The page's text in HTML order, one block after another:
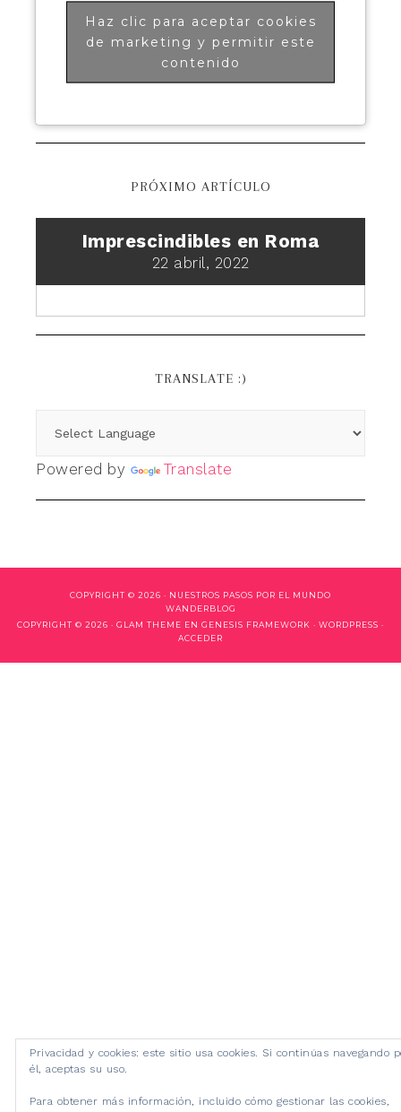
Haz clic para aceptar cookies
de marketing y permitir este
contenido
PRÓXIMO ARTÍCULO
Imprescindibles en Roma
22 abril, 2022
TRANSLATE :)
Powered by Translate
COPYRIGHT © 2026 · NUESTROS PASOS POR EL MUNDO
WANDERBLOG
COPYRIGHT © 2026 · GLAM THEME EN GENESIS FRAMEWORK · WORDPRESS ·
ACCEDER
Privacidad y cookies: este sitio usa cookies. Si continúas navegando
él, aceptas su uso.
Para obtener más información, incluido cómo gestionar las cookies,